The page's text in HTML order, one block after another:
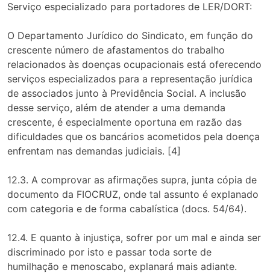
Serviço especializado para portadores de LER/DORT:
O Departamento Jurídico do Sindicato, em função do
crescente número de afastamentos do trabalho
relacionados às doenças ocupacionais está oferecendo
serviços especializados para a representação jurídica
de associados junto à Previdência Social. A inclusão
desse serviço, além de atender a uma demanda
crescente, é especialmente oportuna em razão das
dificuldades que os bancários acometidos pela doença
enfrentam nas demandas judiciais. [4]
12.3. A comprovar as afirmações supra, junta cópia de
documento da FIOCRUZ, onde tal assunto é explanado
com categoria e de forma cabalística (docs. 54/64).
12.4. E quanto à injustiça, sofrer por um mal e ainda ser
discriminado por isto e passar toda sorte de
humilhação e menoscabo, explanará mais adiante.